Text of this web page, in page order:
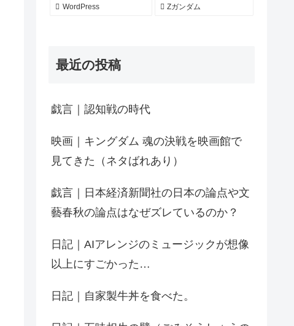
WordPress Zガンダム
最近の投稿
戯言｜認知戦の時代
映画｜キングダム 魂の決戦を映画館で
見てきた（ネタばれあり）
戯言｜日本経済新聞社の日本の論点や文
藝春秋の論点はなぜズレているのか？
日記｜AIアレンジのミュージックが想像
以上にすごかった…
日記｜自家製牛丼を食べた。